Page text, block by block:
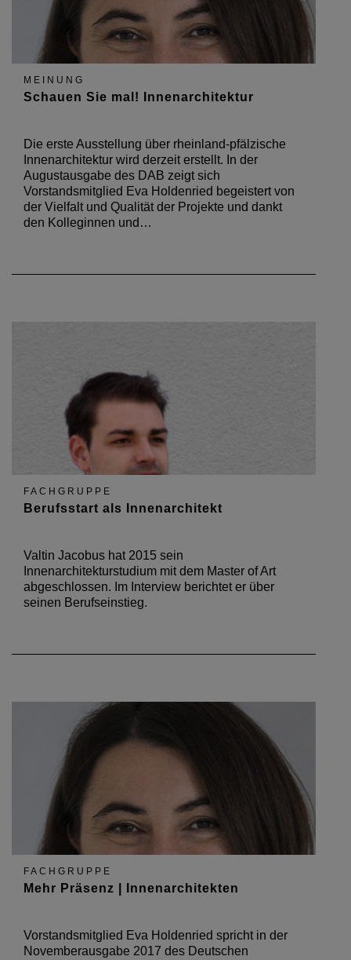
MEINUNG
Schauen Sie mal! Innenarchitektur
Die erste Ausstellung über rheinland-pfälzische
Innenarchitektur wird derzeit erstellt. In der
Augustausgabe des DAB zeigt sich
Vorstandsmitglied Eva Holdenried begeistert von
der Vielfalt und Qualität der Projekte und dankt
den Kolleginnen und…
FACHGRUPPE
Berufsstart als Innenarchitekt
Valtin Jacobus hat 2015 sein
Innenarchitekturstudium mit dem Master of Art
abgeschlossen. Im Interview berichtet er über
seinen Berufseinstieg.
FACHGRUPPE
Mehr Präsenz | Innenarchitekten
Vorstandsmitglied Eva Holdenried spricht in der
Novemberausgabe 2017 des Deutschen